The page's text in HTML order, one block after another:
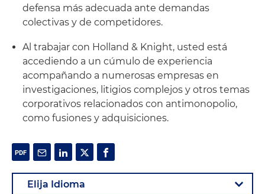
defensa más adecuada ante demandas
colectivas y de competidores.
Al trabajar con Holland & Knight, usted está
accediendo a un cúmulo de experiencia
acompañando a numerosas empresas en
investigaciones, litigios complejos y otros temas
corporativos relacionados con antimonopolio,
como fusiones y adquisiciones.